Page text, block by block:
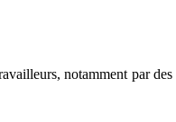
notamment par